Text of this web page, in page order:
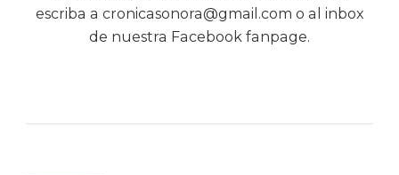
escriba a cronicasonora@gmail.com o al inbox
de nuestra Facebook fanpage.